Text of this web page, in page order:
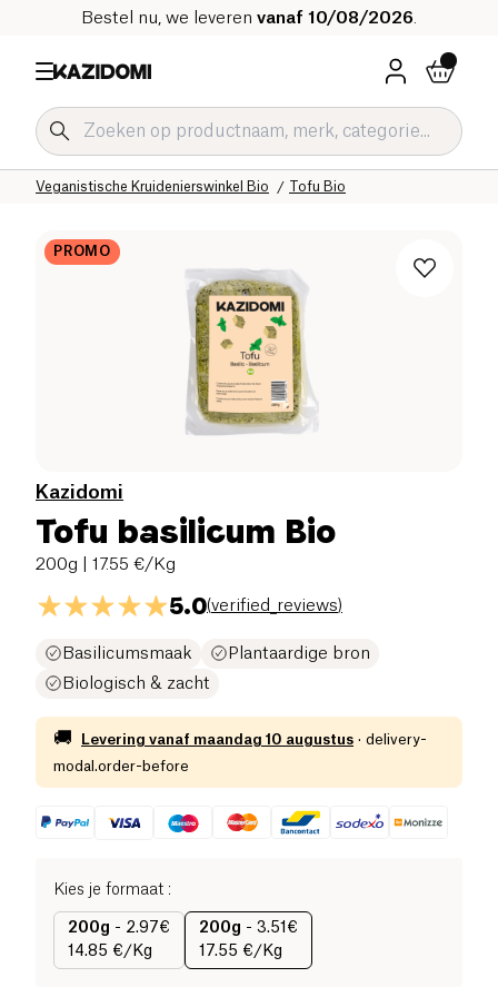
Bestel nu, we leveren vanaf 10/08/2026
Tofu Bio
Veganistische Kruidenierswinkel Bio
Specifieke Diëten
Onze biologische catalogus
Home
PROMO
Kazidomi
Tofu basilicum Bio
200g | 17.55 €/Kg
5.0(verified_reviews)
Basilicumsmaak
Plantaardige bron
Biologisch & zacht
🚚 Levering vanaf maandag 10 augustus · delivery-
modal.order-before
Kies je formaat :
200g - 2.97€
14.85 €/Kg
200g - 3.51€
17.55 €/Kg